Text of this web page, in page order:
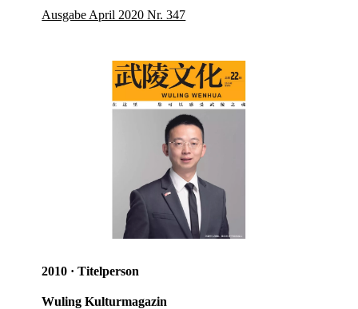
Ausgabe April 2020 Nr. 347
2010 · Titelperson
Wuling Kulturmagazin